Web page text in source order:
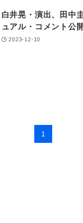
白井晃・演出、田中
ュアル・コメント公
2023-12-10
1